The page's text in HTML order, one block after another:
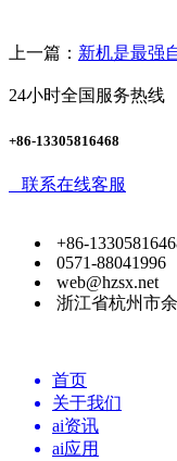
上一篇： 新机是最强
24小时全国服务热线
+86-13305816468
联系在线客服
+86-
0571-88041996
web@hzsx.net
浙江省杭州市
首页
关于我们
ai资讯
ai应用